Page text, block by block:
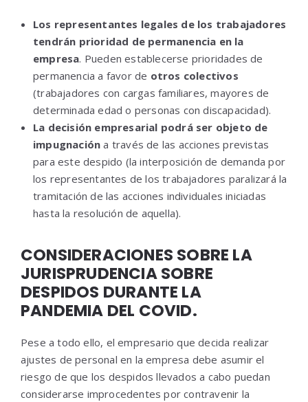
Los representantes legales de los trabajadores
tendrán prioridad de permanencia en la
empresa. Pueden establecerse prioridades de
permanencia a favor de otros colectivos
(trabajadores con cargas familiares, mayores de
determinada edad o personas con discapacidad).
La decisión empresarial podrá ser objeto de
impugnación a través de las acciones previstas
para este despido (la interposición de demanda por
los representantes de los trabajadores paralizará la
tramitación de las acciones individuales iniciadas
hasta la resolución de aquella).
CONSIDERACIONES SOBRE LA
JURISPRUDENCIA SOBRE
DESPIDOS DURANTE LA
PANDEMIA DEL COVID.
Pese a todo ello, el empresario que decida realizar
ajustes de personal en la empresa debe asumir el
riesgo de que los despidos llevados a cabo puedan
considerarse improcedentes por contravenir la